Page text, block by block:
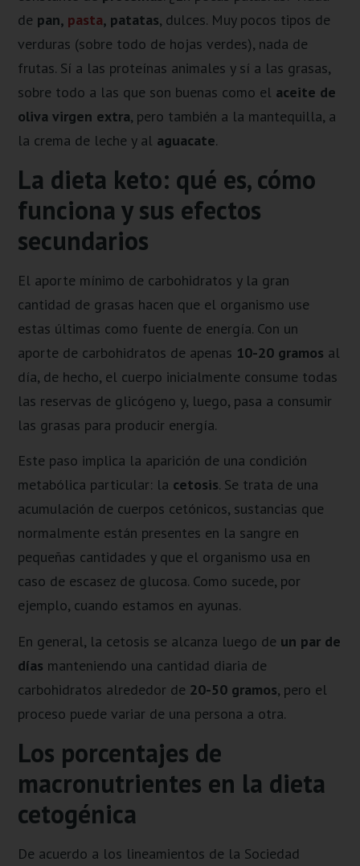
de pan, pasta, patatas, dulces. Muy pocos tipos de
verduras (sobre todo de hojas verdes), nada de
frutas. Sí a las proteínas animales y sí a las grasas,
sobre todo a las que son buenas como el aceite de
oliva virgen extra, pero también a la mantequilla, a
la crema de leche y al aguacate.
La dieta keto: qué es, cómo
funciona y sus efectos
secundarios
El aporte mínimo de carbohidratos y la gran
cantidad de grasas hacen que el organismo use
estas últimas como fuente de energía. Con un
aporte de carbohidratos de apenas 10-20 gramos al
día, de hecho, el cuerpo inicialmente consume todas
las reservas de glicógeno y, luego, pasa a consumir
las grasas para producir energía.
Este paso implica la aparición de una condición
metabólica particular: la cetosis. Se trata de una
acumulación de cuerpos cetónicos, sustancias que
normalmente están presentes en la sangre en
pequeñas cantidades y que el organismo usa en
caso de escasez de glucosa. Como sucede, por
ejemplo, cuando estamos en ayunas.
En general, la cetosis se alcanza luego de un par de
días manteniendo una cantidad diaria de
carbohidratos alrededor de 20-50 gramos, pero el
proceso puede variar de una persona a otra.
Los porcentajes de
macronutrientes en la dieta
cetogénica
De acuerdo a los lineamientos de la Sociedad